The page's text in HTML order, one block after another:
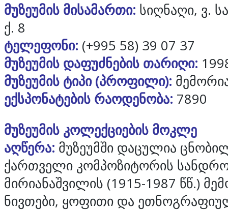
მუზეუმის მისამართი: სიღნაღი, ვ.
ქ. 8
ტელეფონი: (+995 58) 39 07 37
მუზეუმის დაფუძნების თარიღი:
მუზეუმის ტიპი (პროფილი):
ექსპონატების რაოდენობა: 7890
მუზეუმის კოლექციების მოკლე
აღწერა: მუზეუმში დაცულია
ქართველი კომპოზიტორის
მირიანაშვილის (1915-1987 წწ.)
ნივთები, ყოფითი და